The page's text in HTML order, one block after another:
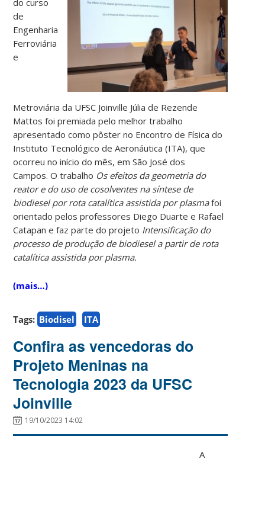
de
Engenharia
Ferroviária
e
Metroviária da UFSC Joinville Júlia de Rezende
Mattos foi premiada pelo melhor trabalho
apresentado como pôster no Encontro de Física do
Instituto Tecnológico de Aeronáutica (ITA), que
ocorreu no início do mês, em São José dos
Campos. O trabalho Os efeitos da geometria do
reator e do uso de cosolventes na síntese de
biodiesel por rota catalítica assistida por plasmafoi
orientado pelos professores Diego Duarte e Rafael
Catapan e faz parte do projeto Intensificação do
processo de produção de biodiesel a partir de rota
catalítica assistida por plasma.
(mais…)
Tags: Biodisel ITA
Confira as vencedoras do
Projeto Meninas na
Tecnologia 2023 da UFSC
Joinville
19/10/2023 14:02
A